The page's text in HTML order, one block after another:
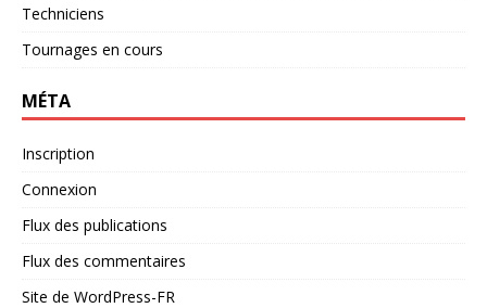
Techniciens
Tournages en cours
MÉTA
Inscription
Connexion
Flux des publications
Flux des commentaires
Site de WordPress-FR